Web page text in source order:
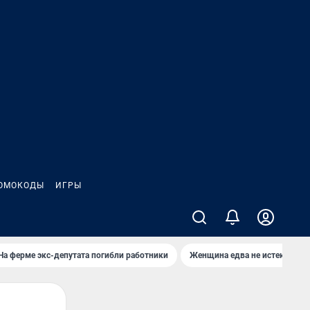
ИГРЫ
ферме экс-депутата погибли работники Женщина едва не истекла